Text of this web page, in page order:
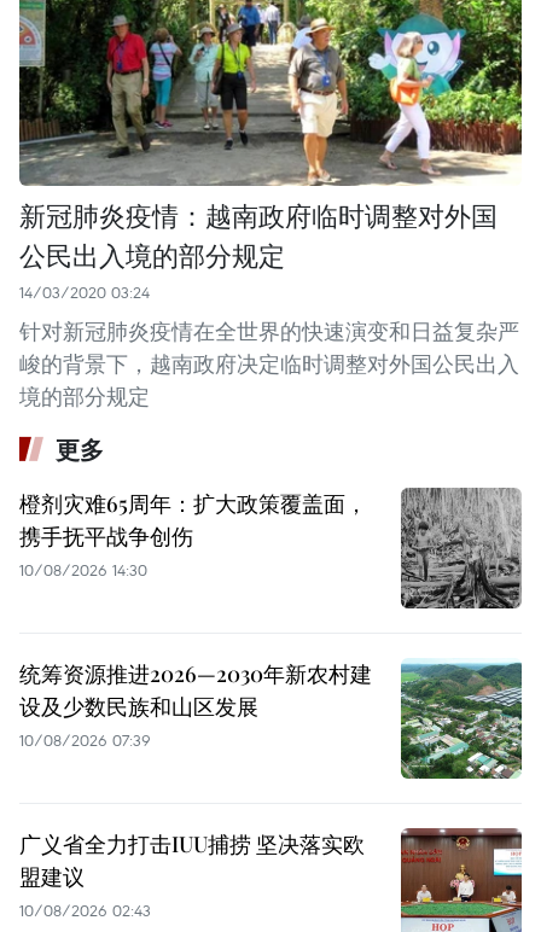
新冠肺炎疫情：越南政府临时调整对外国
公民出入境的部分规定
14/03/2020 03:24
针对新冠肺炎疫情在全世界的快速演变和日益复杂严
峻的背景下，越南政府决定临时调整对外国公民出入
境的部分规定
更多
橙剂灾难65周年：扩大政策覆盖面，
携手抚平战争创伤
10/08/2026 14:30
统筹资源推进2026—2030年新农村建
设及少数民族和山区发展
10/08/2026 07:39
广义省全力打击IUU捕捞 坚决落实欧
盟建议
10/08/2026 02:43